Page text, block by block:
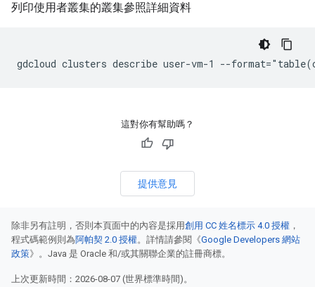
列印使用者叢集的叢集參照詳細資料
這對你有幫助嗎？
提供意見
除非另有註明，否則本頁面中的內容是採用創用 CC 姓名標示 4.0 授權 ，
程式碼範例則為阿帕契 2.0 授權。詳情請參閱《Google Developers 網站
政策》。Java 是 Oracle 和/或其關聯企業的註冊商標。
上次更新時間：2026-08-07 (世界標準時間)。